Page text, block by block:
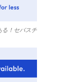
る！セバスチ